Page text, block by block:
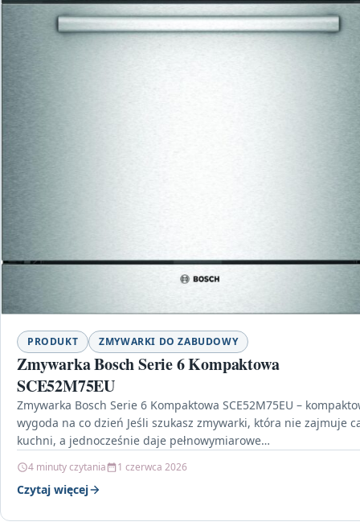
PRODUKT ZMYWARKI DO ZABUDOWY
Zmywarka Bosch Serie 6 Kompaktowa
SCE52M75EU
Zmywarka Bosch Serie 6 Kompaktowa SCE52M75EU –
wygoda na co dzień Jeśli szukasz zmywarki, która nie zajmuje
kuchni, a jednocześnie daje pełnowymiarowe…
4 minuty czytania 1 czerwca 2026
Czytaj więcej